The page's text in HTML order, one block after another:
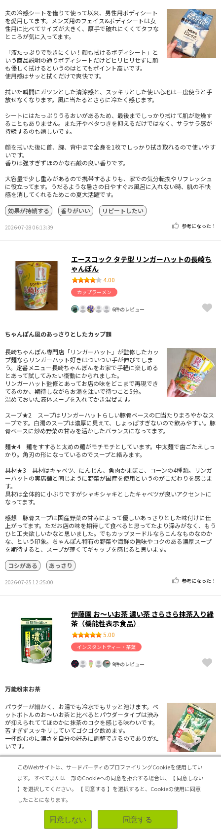
夫の冷感シートを借りて使って以来、男性用ボディシート
を愛用してます。メンズ用のフェイス&ボディシートは女
性用に比べてサイズが大きく、厚手で破れにくくてタフな
ところが気に入ってます。
「液たっぷりで乾きにくい！顔も拭けるボディシート」と
いう商品説明の通りボディシートだけどヒリヒリせずに顔
も優しく拭けるというのはとてもポイント高いです。
使用感はサッと拭くだけで爽快です。
拭いた瞬間にガツンとした清涼感と、スッキリとした使い心地は一度使うと手
放せなくなります。風に当たるとさらに冷たく感じます。
シートにはたっぷりうるおいがあるため、最後までしっかり拭けて肌が乾燥す
ることもありません。また汗やベタつきを抑えるだけではなく、サラサラ感が
持続するのも嬉しいです。
顔を拭いた後に首、腕、背中まで全身を1枚でしっかり拭き取れるので使いやす
いです。
香りは強すぎずほのかな石鹸の良い香りです。
大容量で少し重みがあるので携帯するよりも、家での気分転換やリフレッシュ
に役立ってます。うだるような暑さの日やすぐお風呂に入れない時、肌の不快
感を消してくれるためこの夏大活躍です。
効果が持続する
香りがいい リピートしたい
2026-07-28 06:13:39 参考になった！
エースコック タテ型 リンガーハットの長崎ち
ゃんぽん
4.00
カップラーメン
6件のレビュー
ちゃんぽん風のあっさりとしたカップ麺
長崎ちゃんぽん専門店「リンガーハット」が監修したカッ
プ麺ならリンガーハット好きはついつい手が伸びてしま
う。定番メニュー長崎ちゃんぽんをお家で手軽に楽しめる
とあって試してみたい衝動にかられました。
リンガーハット監修とあってお店の味をどこまで再現でき
てるのか、期待しながらお湯を注いで待つこと5分。
温めておいた液体スープを入れてかき混ぜます。
スープ★2 スープはリンガーハットらしい豚骨ベースの口当たりまろやかなス
ープです。白濁のスープは濃厚に見えて、しょっぱすぎないので飲みやすい。豚
骨ベースに炒め野菜の甘みを活かしたバランスになってます。
麺★4 麺をすすると太めの麺がモチモチとしています。中太麺で歯ごたえしっ
かり。角刃の形になっているのでスープと絡みます。
具材★3 具材はキャベツ、にんじん、魚肉かまぼこ、コーンの4種類。リンガ
ーハットの実店舗と同じように野菜が国産を使用というのがこだわりを感じま
す。
具材は全体的に小ぶりですがシャキシャキとしたキャベツが良いアクセントに
なってます。
感想 豚骨スープは国産野菜の甘みによって優しいあっさりとした味付けに仕
上がってます。ただお店の味を期待して食べると思ってたより深みがなく、もう
ひと工夫欲しいかなと思いました。でもカップヌードルならこんなものなのか
な、という印象。ちゃんぽん特有の野菜や海鮮の旨味やコクのある濃厚スープ
を期待すると、スープが薄くてギャップを感じると思います。
コシがある
あっさり
2026-07-25 12:25:00 参考になった！
伊藤園 お～いお茶 濃い茶 さらさら抹茶入り緑
茶（機能性表示食品）
5.00
インスタントティー・茶葉
9件のレビュー
万能粉末お茶
パウダーが細かく、お湯でも冷水でもサッと溶けます。ペ
ットボトルのお〜いお茶と比べるとパウダータイプは渋み
が抑えられててほのかに抹茶のコクを感じる味わいです。
苦すぎずスッキリしていてゴクゴク飲めます。
一杯飲むのに濃さを自分の好みに調整できるのでありがた
いです。
朝、水筒に水とパウダーと氷を入れてシャカシャカ振るだけで完成するので圧
倒的にラクです。毎日水筒に入れて仕事場に持参しています。
ペットボトルのお茶を買うと結構な出費になりますが、お茶パウダーなら数十
円なので圧倒的にコスパが良いです。
ただ急須で丁寧に入れたお茶の繊細な旨みや味にこだわる人には向いてませ
このWebサイトは、サードパーティのプロファイリングCookieを使用してい
ます。
すべてまたは一部のCookieへの同意を拒否する場合は、【 同意しない
】を選択してください。
【 同意する 】を選択すると、Cookieの使用に同意
したことになります。
同意しない 同意する